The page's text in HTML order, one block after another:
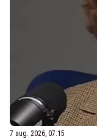
7 aug. 2026, 07:15